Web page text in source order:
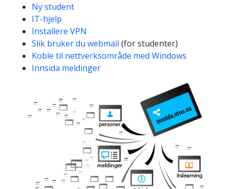
Ny student
IT-hjelp
Installere VPN
Slik bruker du webmail (for studenter)
Koble til nettverksområde med Windows
Innsida meldinger